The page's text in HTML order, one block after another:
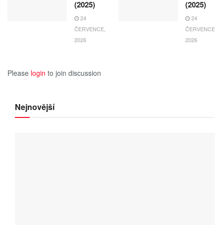
(2025)
24
ČERVENCE,
2026
(2025)
24
ČERVENCE,
2026
Please login to join discussion
Nejnovější